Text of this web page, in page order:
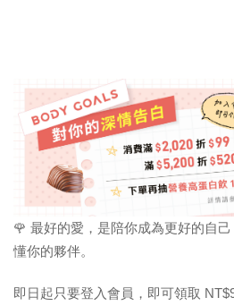
🌹 最好的愛，是陪你成為更好的自
懂你的夥伴。
即日起只要登入會員，即可領取